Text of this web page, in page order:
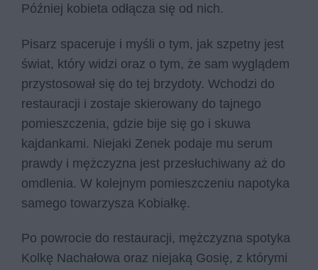
Później kobieta odłącza się od nich.
Pisarz spaceruje i myśli o tym, jak szpetny jest
świat, który widzi oraz o tym, że sam wyglądem
przystosował się do tej brzydoty. Wchodzi do
restauracji i zostaje skierowany do tajnego
pomieszczenia, gdzie bije się go i skuwa
kajdankami. Niejaki Zenek podaje mu serum
prawdy i mężczyzna jest przesłuchiwany aż do
omdlenia. W kolejnym pomieszczeniu napotyka
samego towarzysza Kobiałkę.
Po powrocie do restauracji, mężczyzna spotyka
Kolkę Nachałowa oraz niejaką Gosię, z którymi